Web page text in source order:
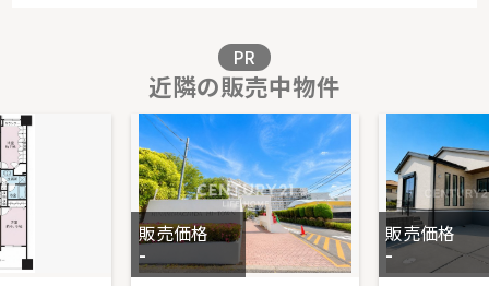
販売価格を見る
グリーンライン「東山田」新築分譲
-｜4LDK｜125.45㎡｜南西
販売価格を見る
PR
近隣の販売中物件
販売価格
-
販売価格
-